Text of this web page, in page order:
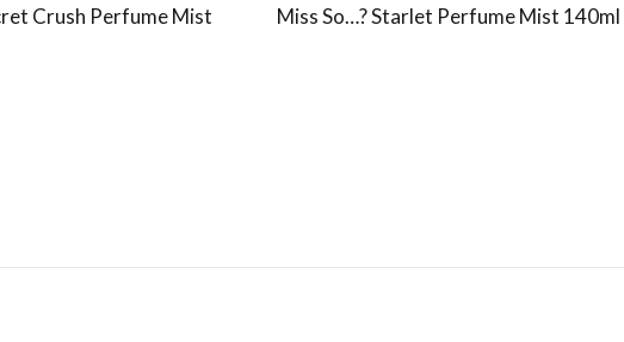
Crush Perfume Mist
Miss So…? Starlet Perfume Mist 140ml